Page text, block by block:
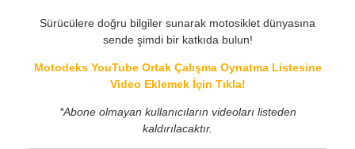
Sürücülere doğru bilgiler sunarak motosiklet dünyasına
sende şimdi bir katkıda bulun!
Motodeks YouTube Ortak Çalışma Oynatma Listesine
Video Eklemek İçin Tıkla!
*Abone olmayan kullanıcıların videoları listeden
kaldırılacaktır.